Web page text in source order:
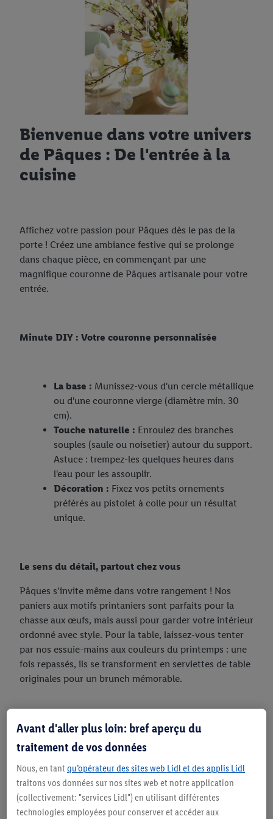
Bienvenue dans votre univers
de Pâques : De l'entrée à la
cuisine
Affichez votre passion pour Pâques dès le pas de la
porte ! Créez une ambiance festive qui se prolonge
dans chaque pièce, en commençant par une
magnifique couronne de Pâques artisanale pour votre
entrée.
Minute DIY : Votre couronne personnalisée
La base : Munissez-vous d'un cercle métallique
ou d'une couronne vierge (diamètre min. 30
cm).
Touche naturelle : Enroulez des branches
souples (saule ou noisetier) autour du support.
Astuce : trempez-les quelques heures dans
l'eau pour les assouplir.
Décoration : Fixez vos petits ornements
préférés au pistolet à colle pour un résultat
unique.
Le sens du détail, partout chez vous
Pâques s’invite même dans votre rangement ! Nos
paniers aux motifs printaniers sont parfaits pour la
chasse aux œufs, mais aussi pour garder votre intérieur
ordonné avec style. Pour la table, laissez-vous tenter
par nos essuie-mains aux couleurs du printemps : une
fois repassés, ils se transforment en serviettes de table
originales pour un brunch mémorable.
L'art de la table à Pâques :
Éveillez vos sens
Qu'il s'agisse d'un grand brunch familial ou d'un café
Avant d'aller plus loin: bref aperçu du
traitement de vos données
Nous, en tant qu’opérateur des sites web Lidl et des applis Lidl
traitons vos données sur nos sites web et notre application
(collectivement: "services Lidl") en utilisant différentes
technologies employées pour conserver et accéder aux